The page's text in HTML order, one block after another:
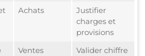
Achats
Justifier
charges et
provisions
Ventes
Valider chiffre